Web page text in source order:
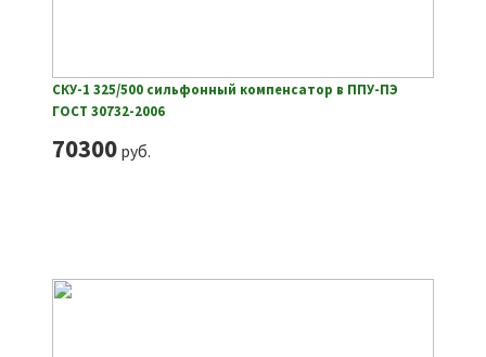
СКУ-1 325/500 сильфонный компенсатор в ППУ-ПЭ
ГОСТ 30732-2006
70300руб.